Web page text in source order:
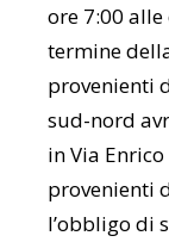
ore 7:00
termine
provenienti
sud-nord
in Via
provenienti
l’obbligo di